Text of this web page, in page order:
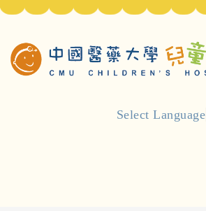
Select Language